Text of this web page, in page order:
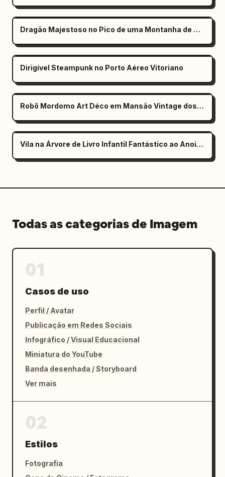
Dragão Majestoso no Pico de uma Montanha de Cristal
Dirigível Steampunk no Porto Aéreo Vitoriano
Robô Mordomo Art Déco em Mansão Vintage dos Anos 1920
Vila na Árvore de Livro Infantil Fantástico ao Anoitecer
Todas as categorias de Imagem
Casos de uso
Perfil / Avatar
Publicação em Redes Sociais
Infográfico / Visual Educacional
Miniatura do YouTube
Banda desenhada / Storyboard
Ver mais
Estilos
Fotografia